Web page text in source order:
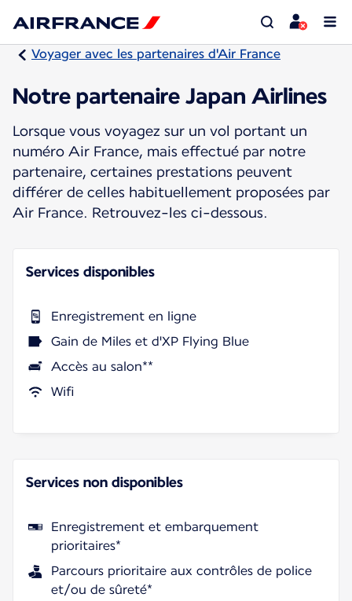
Voyager avec les partenaires d'Air France
Notre partenaire Japan Airlines
Lorsque vous voyagez sur un vol portant un
numéro Air France, mais effectué par notre
partenaire, certaines prestations peuvent
différer de celles habituellement proposées par
Air France. Retrouvez-les ci-dessous.
Services disponibles
Enregistrement en ligne
Gain de Miles et d'XP Flying Blue
Accès au salon**
Wifi
Services non disponibles
Enregistrement et embarquement
prioritaires*
Parcours prioritaire aux contrôles de police
et/ou de sûreté*